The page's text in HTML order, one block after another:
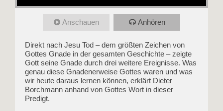
Anschauen Anhören
Direkt nach Jesu Tod – dem größten Zeichen von
Gottes Gnade in der gesamten Geschichte – zeigte
Gott seine Gnade durch drei weitere Ereignisse. Was
genau diese Gnadenerweise Gottes waren und was
wir heute daraus lernen können, erklärt Dieter
Borchmann anhand von Gottes Wort in dieser
Predigt.